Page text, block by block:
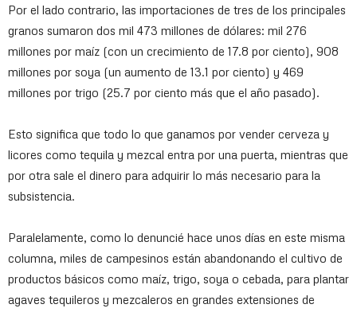
Por el lado contrario, las importaciones de tres de los principales
granos sumaron dos mil 473 millones de dólares: mil 276
millones por maíz (con un crecimiento de 17.8 por ciento), 908
millones por soya (un aumento de 13.1 por ciento) y 469
millones por trigo (25.7 por ciento más que el año pasado).
Esto significa que todo lo que ganamos por vender cerveza y
licores como tequila y mezcal entra por una puerta, mientras que
por otra sale el dinero para adquirir lo más necesario para la
subsistencia.
Paralelamente, como lo denuncié hace unos días en este misma
columna, miles de campesinos están abandonando el cultivo de
productos básicos como maíz, trigo, soya o cebada, para plantar
agaves tequileros y mezcaleros en grandes extensiones de